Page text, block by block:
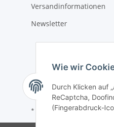
Versandinformationen
Newsletter
* Alle Preise inkl. gesetzlicher
Wie wir
Durch Klicken auf
ReCaptcha,
(Fingerabdruck-